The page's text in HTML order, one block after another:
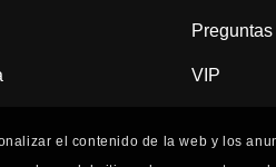
VIP
el contenido de la web y los